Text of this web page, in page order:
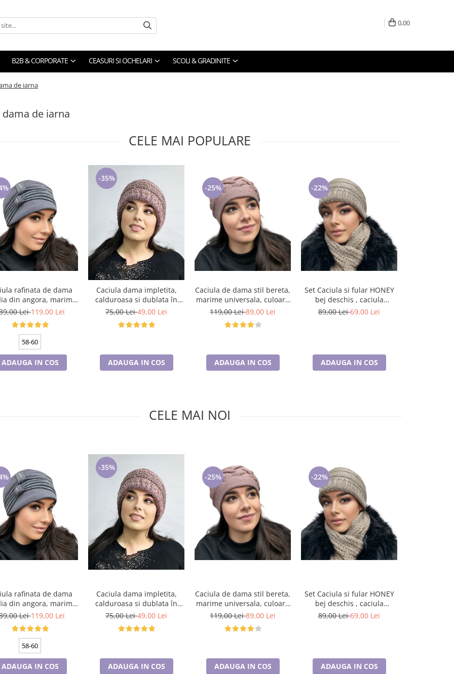
0,00
B2B & CORPORATE CEASURI SI OCHELARI SCOLI & GRADINITE
de iarna
dama de iarna
CELE MAI POPULARE
rafinata de dama
din angora, marime
captuseala din
Lei119,00 Lei
58-60
ADAUGA IN COS
-35%
Caciula dama impletita,
calduroasa si dublata în
interior, HONEY mov
75,00 Lei49,00 Lei
ADAUGA IN COS
-25%
Caciula de dama stil bereta,
marime universala, culoare
roz, BELLA
119,00 Lei89,00 Lei
ADAUGA IN COS
-22%
Set Caciula si fular HONEY
bej deschis , caciula
dublata în interior HB13
89,00 Lei69,00 Lei
ADAUGA IN COS
CELE MAI NOI
rafinata de dama
din angora, marime
captuseala din
Lei119,00 Lei
58-60
ADAUGA IN COS
-35%
Caciula dama impletita,
calduroasa si dublata în
interior, HONEY mov
75,00 Lei49,00 Lei
ADAUGA IN COS
-25%
Caciula de dama stil bereta,
marime universala, culoare
roz, BELLA
119,00 Lei89,00 Lei
ADAUGA IN COS
-22%
Set Caciula si fular HONEY
bej deschis , caciula
dublata în interior HB13
89,00 Lei69,00 Lei
ADAUGA IN COS